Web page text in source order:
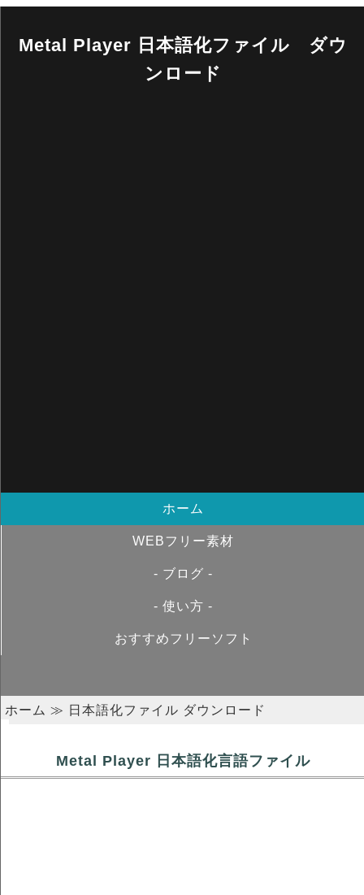
Metal Player 日本語化ファイル ダウ
ンロード
ホーム
WEBフリー素材
- ブログ -
- 使い方 -
おすすめフリーソフト
ホーム ≫ 日本語化ファイル ダウンロード
Metal Player 日本語化言語ファイル